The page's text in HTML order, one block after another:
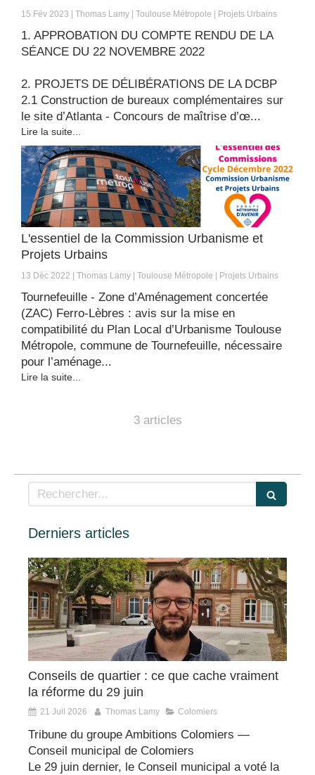
15 Fév 2023 Thomas Lamy Toulouse Métropole Projets Urbains
1. APPROBATION DU COMPTE RENDU DE LA
SÉANCE DU 22 NOVEMBRE 2022
2. PROJETS DE DÉLIBÉRATIONS DE LA DCBP
2.1 Construction de bureaux complémentaires sur
le site d’Atlanta - Concours de maîtrise d’œ...
Lire la suite...
L'essentiel de la Commission Urbanisme et
Projets Urbains
13 Déc 2022 Thomas Lamy Toulouse Métropole Projets Urbains
Tournefeuille - Zone d’Aménagement concertée
(ZAC) Ferro-Lèbres : avis sur la mise en
compatibilité du Plan Local d’Urbanisme Toulouse
Métropole, commune de Tournefeuille, nécessaire
pour l’aménage...
Lire la suite...
3 articles
Rechercher
Derniers articles
Conseils de quartier : ce que cache vraiment
la réforme du 29 juin
21 Juil 2026 Thomas Lamy Colomiers
Tribune du groupe Ambitions Colomiers —
Conseil municipal de Colomiers
Le 29 juin dernier, le Conseil municipal a voté la